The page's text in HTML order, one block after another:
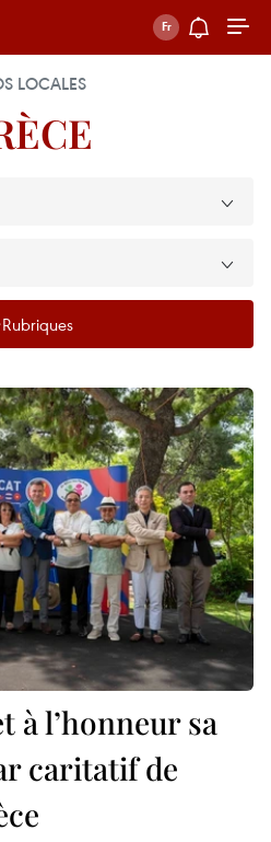
LOCALES
Rubriques
à l’honneur sa
caritatif de